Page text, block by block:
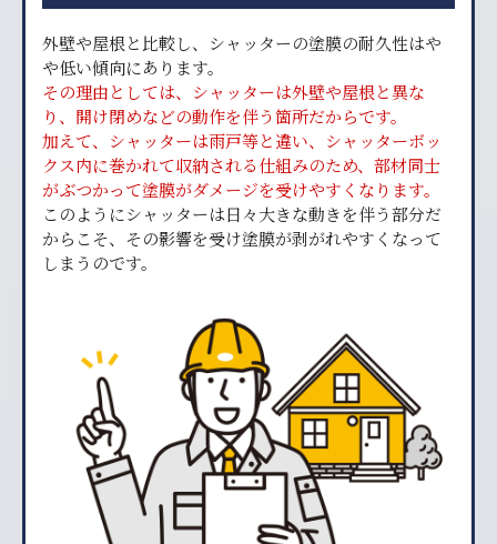
外壁や屋根と比較し、シャッターの塗膜の耐久性はや
や低い傾向にあります。
その理由としては、シャッターは外壁や屋根と異な
り、開け閉めなどの動作を伴う箇所だからです。
加えて、シャッターは雨戸等と違い、シャッターボッ
クス内に巻かれて収納される仕組みのため、部材同士
がぶつかって塗膜がダメージを受けやすくなります。
このようにシャッターは日々大きな動きを伴う部分だ
からこそ、その影響を受け塗膜が剥がれやすくなって
しまうのです。